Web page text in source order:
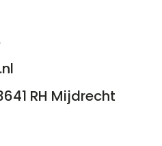
RH Mijdrecht